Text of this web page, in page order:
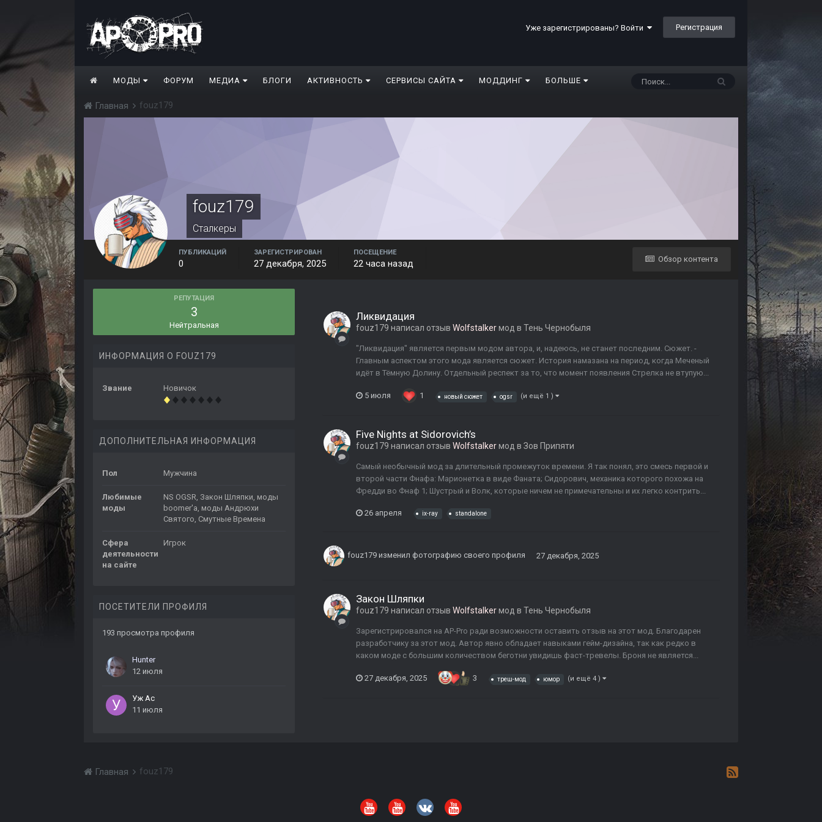
Уже зарегистрированы? Войти Регистрация
МОДЫ ФОРУМ МЕДИА БЛОГИ АКТИВНОСТЬ СЕРВИСЫ САЙТА МОДДИНГ БОЛЬШЕ
Главная fouz179
fouz179
Сталкеры
Обзор контента
ПУБЛИКАЦИЙ
0
ЗАРЕГИСТРИРОВАН
27 декабря, 2025
ПОСЕЩЕНИЕ
22 часа назад
РЕПУТАЦИЯ
3
Нейтральная
ИНФОРМАЦИЯ О FOUZ179
Звание Новичок
ДОПОЛНИТЕЛЬНАЯ ИНФОРМАЦИЯ
Пол Мужчина
Любимые
моды
NS OGSR, Закон Шляпки, моды
boomer'а, моды Андрюхи
Святого, Смутные Времена
Сфера
деятельности
на сайте
Игрок
ПОСЕТИТЕЛИ ПРОФИЛЯ
193 просмотра профиля
Hunter
12 июля
Уж Ас
11 июля
Ликвидация
fouz179 написал отзыв Wolfstalkerмод в Тень Чернобыля
"Ликвидация" является первым модом автора, и, надеюсь, не станет последним. Сюжет. -
Главным аспектом этого мода является сюжет. История намазана на период, когда Меченый
идёт в Тёмную Долину. Отдельный респект за то, что момент появления Стрелка не втупую...
5 июля 1 новый сюжет ogsr (и ещё 1 )
Five Nights at Sidorovich’s
fouz179 написал отзыв Wolfstalkerмод в Зов Припяти
Самый необычный мод за длительный промежуток времени. Я так понял, это смесь первой и
второй части Фнафа: Марионетка в виде Фаната; Сидорович, механика которого похожа на
Фредди во Фнаф 1; Шустрый и Волк, которые ничем не примечательны и их легко контрить...
26 апреля ix-ray standalone
fouz179 изменил фотографию своего профиля 27 декабря, 2025
Закон Шляпки
fouz179 написал отзыв Wolfstalkerмод в Тень Чернобыля
Зарегистрировался на AP-Pro ради возможности оставить отзыв на этот мод. Благодарен
разработчику за этот мод. Автор явно обладает навыками гейм-дизайна, так как редко в
каком моде с большим количеством беготни увидишь фаст-тревелы. Броня не является...
27 декабря, 2025 3 треш-мод юмор (и ещё 4 )
Главная fouz179